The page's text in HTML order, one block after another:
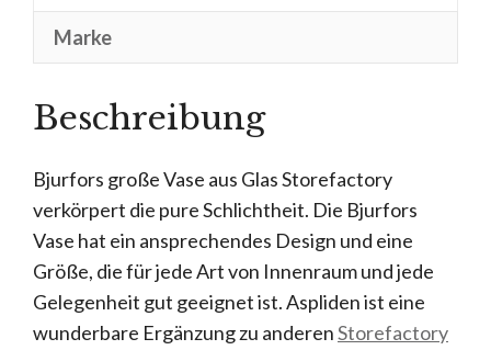
Marke
Beschreibung
Bjurfors große Vase aus Glas Storefactory
verkörpert die pure Schlichtheit. Die Bjurfors
Vase hat ein ansprechendes Design und eine
Größe, die für jede Art von Innenraum und jede
Gelegenheit gut geeignet ist. Aspliden ist eine
wunderbare Ergänzung zu anderenStorefactory